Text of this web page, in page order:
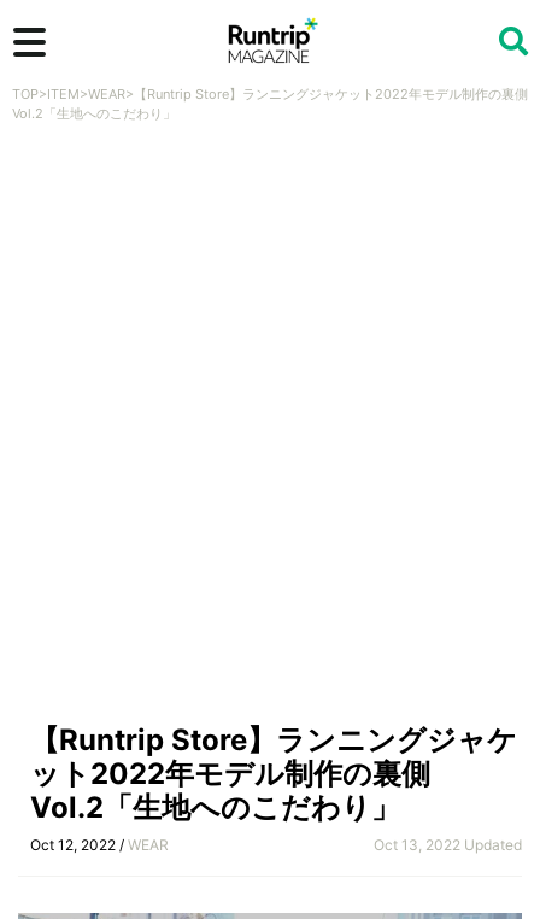
検索
TOP>ITEM>WEAR> 【Runtrip Store】ランニングジャケット2022年モデル制作の裏側
Vol.2「生地へのこだわり」
【Runtrip Store】ランニングジャケ
ット2022年モデル制作の裏側
Vol.2「生地へのこだわり」
Oct 12, 2022 / WEAR Oct 13, 2022 Updated